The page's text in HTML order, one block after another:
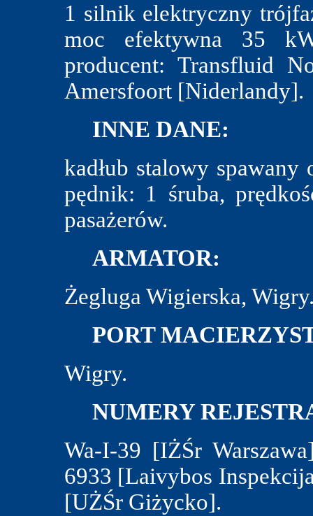
1 silnik elektryczny
moc efektywna 35
producent: Transfluid
Amersfoort [Niderlandy].
INNE DANE:
kadłub stalowy spawany
pędnik: 1 śruba,
pasażerów.
ARMATOR:
Żegluga Wigierska,
PORT
Wigry.
NUMERY
Wa-I-39 [IŻŚr
6933 [Laivybos
[UŻŚr Giżycko].